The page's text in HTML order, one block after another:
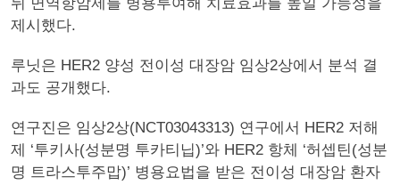
제시했다.
루닛은 HER2 양성 전이성 대장암 임상2상에서 분석 결
과도 공개했다.
연구진은 임상2상(NCT03043313) 연구에서 HER2 저해
제 ‘투키사(성분명 투카티닙)’와 HER2 항체 ‘허셉틴(성분
명 트라스투주맙)’ 병용요법을 받은 전이성 대장암 환자